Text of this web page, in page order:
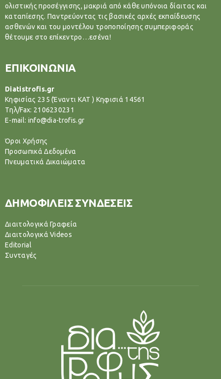
ολιστικής προσέγγισης, μακριά από κάθε υπόνοια δίαιτας και
καταπίεσης. Παντρεύοντας τις βασικές αρχές εκπαίδευσης
ασθενών και του μοντέλου τροποποίησης συμπεριφοράς
θέτουμε στο επίκεντρο…εσένα!
ΕΠΙΚΟΙΝΩΝΙΑ
Diatistrofis.gr
Κηφισίας 235 (Έναντι ΚΑΤ ) Κηφισιά 14561
Tηλ/Fax: 2106230231
E-mail: info@dia-trofis.gr
Όροι Χρήσης
Προσωπικά Δεδομένα
Πνευματικά Δικαιώματα
ΔΗΜΟΦΙΛΕΙΣ ΣΥΝΔΕΣΕΙΣ
Διαιτολογικά Γραφεία
Διαιτολογικά Videos
Editorial
Συνταγές